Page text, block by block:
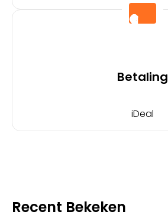
Betaling
iDeal
Recent Bekeken